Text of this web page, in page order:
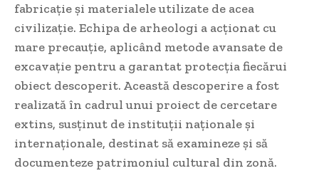
fabricație și materialele utilizate de acea
civilizație. Echipa de arheologi a acționat cu
mare precauție, aplicând metode avansate de
excavație pentru a garantat protecția fiecărui
obiect descoperit. Această descoperire a fost
realizată în cadrul unui proiect de cercetare
extins, susținut de instituții naționale și
internaționale, destinat să examineze și să
documenteze patrimoniul cultural din zonă.